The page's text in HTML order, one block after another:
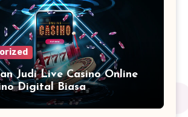
Judi Live Casino Online
Digital Biasa